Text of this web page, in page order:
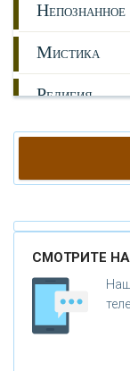
НЕПОЗНАННОЕ
МИСТИКА
РЕЛИГИЯ
ОРУЖИЕ
КАТАКЛИЗМЫ
К
НОВЫЕ
РОГНОЗЫ И
СМОТРИТЕ